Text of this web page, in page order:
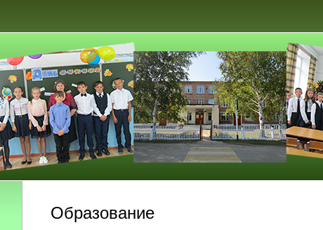
Образование